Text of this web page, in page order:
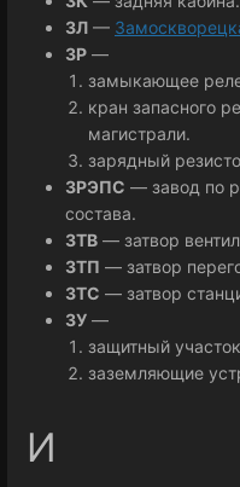
ЗЛ —
ЗР —
замыкающее
кран запасного
магистрали.
зарядный
ЗРЭПС — завод по
состава.
ЗТВ — затвор
ЗТП — затвор
ЗТС — затвор
ЗУ —
защитный
заземляющие
И